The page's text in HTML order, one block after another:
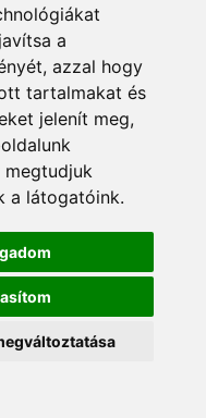
a
azzal hogy
tartalmakat és
jelenít meg,
a látogatóink.
20 488-8362